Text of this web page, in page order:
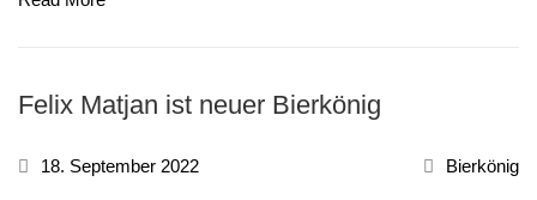
Felix Matjan ist neuer Bierkönig
18. September 2022 Bierkönig